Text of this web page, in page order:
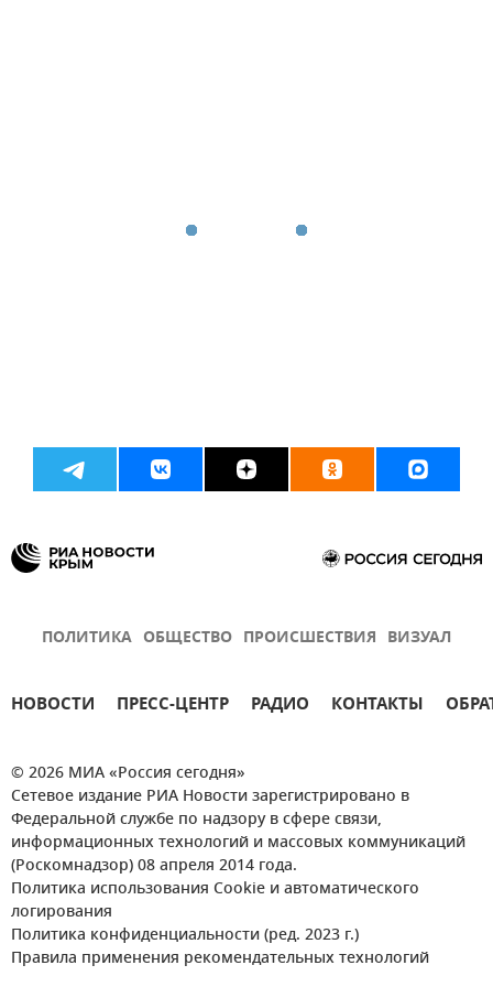
ПОЛИТИКА ОБЩЕСТВО ПРОИСШЕСТВИЯ ВИЗУАЛ
НОВОСТИ ПРЕСС-ЦЕНТР РАДИО КОНТАКТЫ
© 2026 МИА «Россия сегодня»
Сетевое издание РИА Новости зарегистрировано в
Федеральной службе по надзору в сфере связи,
информационных технологий и массовых коммуникаций
(Роскомнадзор) 08 апреля 2014 года.
Политика использования Cookie и автоматического
логирования
Политика конфиденциальности (ред. 2023 г.)
Правила применения рекомендательных технологий